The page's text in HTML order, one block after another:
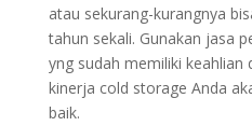
atau sekurang-kurangnya
tahun sekali. Gunakan jasa
yng sudah memiliki keahlian
kinerja cold storage Anda
baik.